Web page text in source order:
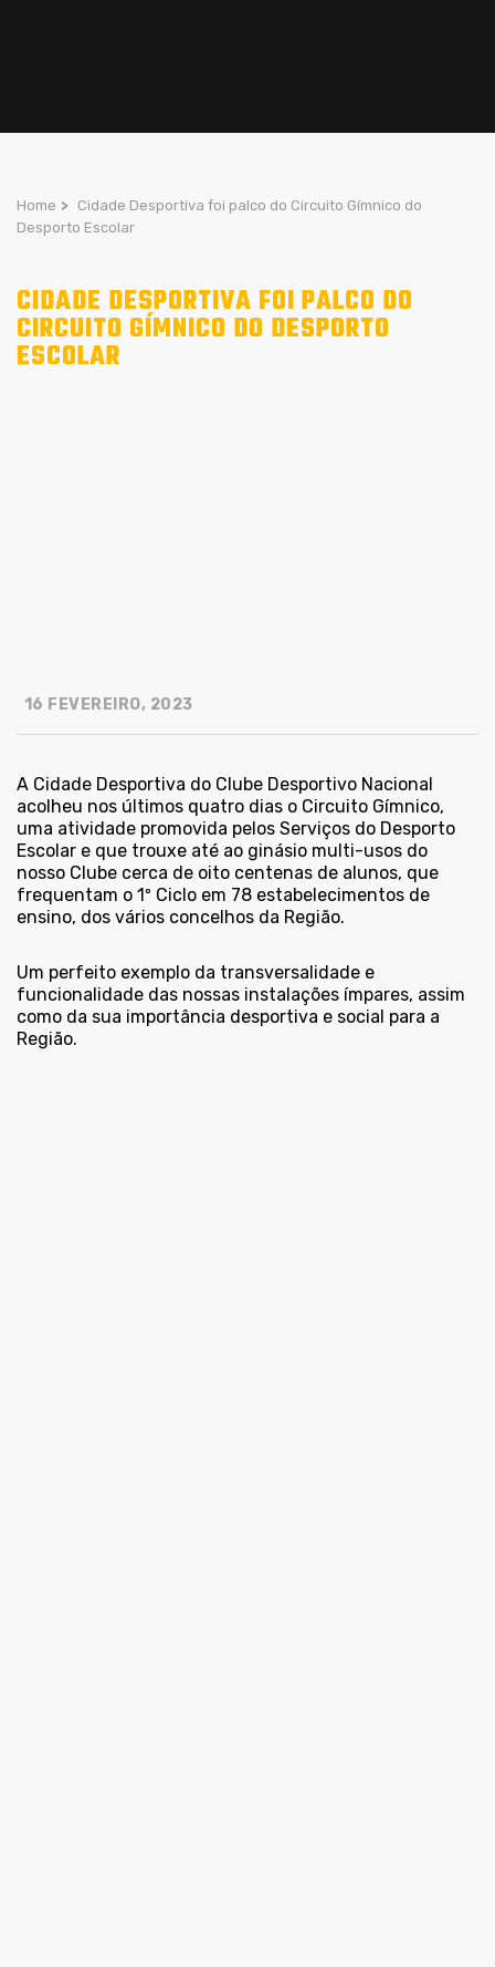
Home > Cidade Desportiva foi palco do Circuito Gímnico do
Desporto Escolar
CIDADE DESPORTIVA FOI PALCO DO
CIRCUITO GÍMNICO DO DESPORTO
ESCOLAR
16 FEVEREIRO, 2023
A Cidade Desportiva do Clube Desportivo Nacional
acolheu nos últimos quatro dias o Circuito Gímnico,
uma atividade promovida pelos Serviços do Desporto
Escolar e que trouxe até ao ginásio multi-usos do
nosso Clube cerca de oito centenas de alunos, que
frequentam o 1º Ciclo em 78 estabelecimentos de
ensino, dos vários concelhos da Região.
Um perfeito exemplo da transversalidade e
funcionalidade das nossas instalações ímpares, assim
como da sua importância desportiva e social para a
Região.